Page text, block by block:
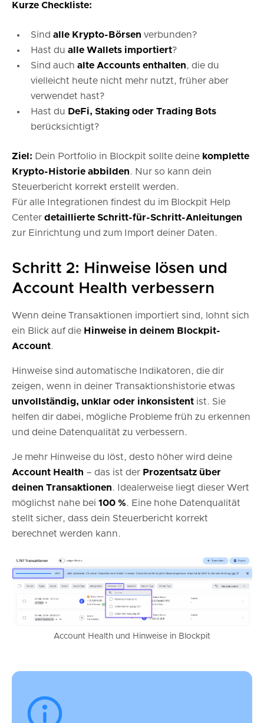
Kurze Checkliste:
Sind alle Krypto-Börsen verbunden?
Hast du alle Wallets importiert?
Sind auch alte Accounts enthalten, die du
vielleicht heute nicht mehr nutzt, früher aber
verwendet hast?
Hast du DeFi, Staking oder Trading Bots
berücksichtigt?
Ziel: Dein Portfolio in Blockpit sollte deine komplette
Krypto-Historie abbilden. Nur so kann dein
Steuerbericht korrekt erstellt werden.
Für alle Integrationen findest du im Blockpit Help
Center detaillierte Schritt-für-Schritt-Anleitungen
zur Einrichtung und zum Import deiner Daten.
Schritt 2: Hinweise lösen und
Account Health verbessern
Wenn deine Transaktionen importiert sind, lohnt sich
ein Blick auf die Hinweise in deinem Blockpit-
Account.
Hinweise sind automatische Indikatoren, die dir
zeigen, wenn in deiner Transaktionshistorie etwas
unvollständig, unklar oder inkonsistent ist. Sie
helfen dir dabei, mögliche Probleme früh zu erkennen
und deine Datenqualität zu verbessern.
Je mehr Hinweise du löst, desto höher wird deine
Account Health – das ist der Prozentsatz über
deinen Transaktionen. Idealerweise liegt dieser Wert
möglichst nahe bei 100 %. Eine hohe Datenqualität
stellt sicher, dass dein Steuerbericht korrekt
berechnet werden kann.
Account Health und Hinweise in Blockpit